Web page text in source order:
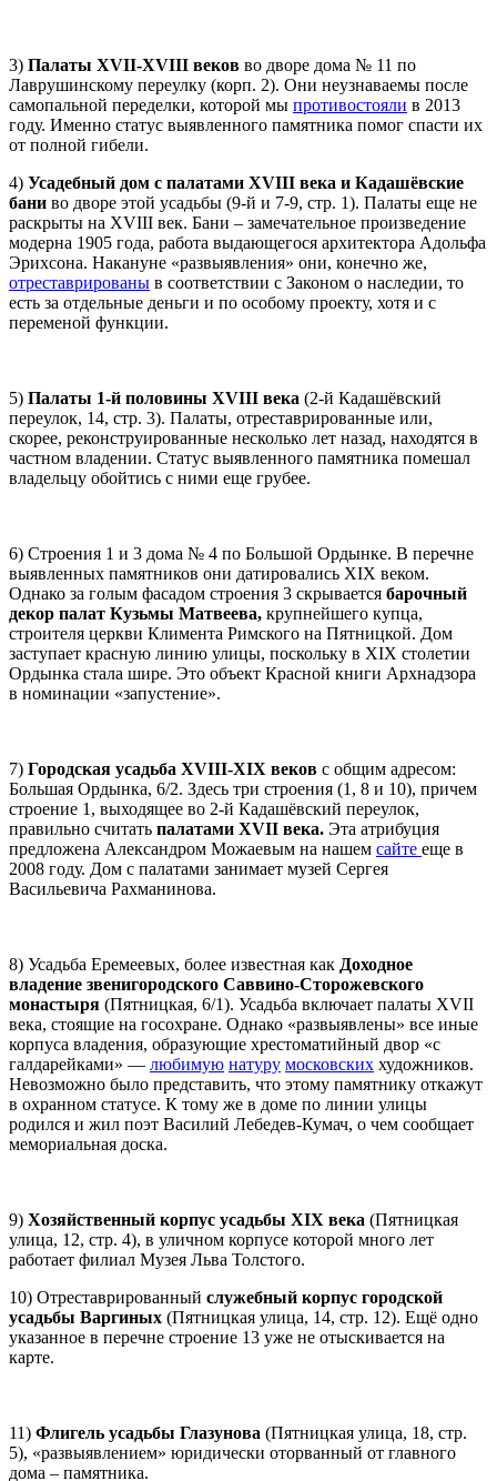
3) Палаты XVII-XVIII веков во дворе дома № 11 по
Лаврушинскому переулку (корп. 2). Они неузнаваемы после
самопальной переделки, которой мы противостояли в 2013
году. Именно статус выявленного памятника помог спасти их
от полной гибели.
4) Усадебный дом с палатами XVIII века и Кадашёвские
бани во дворе этой усадьбы (9-й и 7-9, стр. 1). Палаты еще не
раскрыты на XVIII век. Бани – замечательное произведение
модерна 1905 года, работа выдающегося архитектора Адольфа
Эрихсона. Накануне «развыявления» они, конечно же,
отреставрированы в соответствии с Законом о наследии, то
есть за отдельные деньги и по особому проекту, хотя и с
переменой функции.
5) Палаты 1-й половины XVIII века (2-й Кадашёвский
переулок, 14, стр. 3). Палаты, отреставрированные или,
скорее, реконструированные несколько лет назад, находятся в
частном владении. Статус выявленного памятника помешал
владельцу обойтись с ними еще грубее.
6) Строения 1 и 3 дома № 4 по Большой Ордынке. В перечне
выявленных памятников они датировались XIX веком.
Однако за голым фасадом строения 3 скрывается барочный
декор палат Кузьмы Матвеева, крупнейшего купца,
строителя церкви Климента Римского на Пятницкой. Дом
заступает красную линию улицы, поскольку в XIX столетии
Ордынка стала шире. Это объект Красной книги Архнадзора
в номинации «запустение».
7) Городская усадьба XVIII-XIX веков с общим адресом:
Большая Ордынка, 6/2. Здесь три строения (1, 8 и 10), причем
строение 1, выходящее во 2-й Кадашёвский переулок,
правильно считать палатами XVII века. Эта атрибуция
предложена Александром Можаевым на нашем сайте еще в
2008 году. Дом с палатами занимает музей Сергея
Васильевича Рахманинова.
8) Усадьба Еремеевых, более известная как Доходное
владение звенигородского Саввино-Сторожевского
монастыря (Пятницкая, 6/1). Усадьба включает палаты XVII
века, стоящие на госохране. Однако «развыявлены» все иные
корпуса владения, образующие хрестоматийный двор «с
галдарейками» — любимую натуру московских художников.
Невозможно было представить, что этому памятнику откажут
в охранном статусе. К тому же в доме по линии улицы
родился и жил поэт Василий Лебедев-Кумач, о чем сообщает
мемориальная доска.
9) Хозяйственный корпус усадьбы XIX века (Пятницкая
улица, 12, стр. 4), в уличном корпусе которой много лет
работает филиал Музея Льва Толстого.
10) Отреставрированный служебный корпус городской
усадьбы Варгиных (Пятницкая улица, 14, стр. 12). Ещё одно
указанное в перечне строение 13 уже не отыскивается на
карте.
11) Флигель усадьбы Глазунова (Пятницкая улица, 18, стр.
5), «развыявлением» юридически оторванный от главного
дома – памятника.